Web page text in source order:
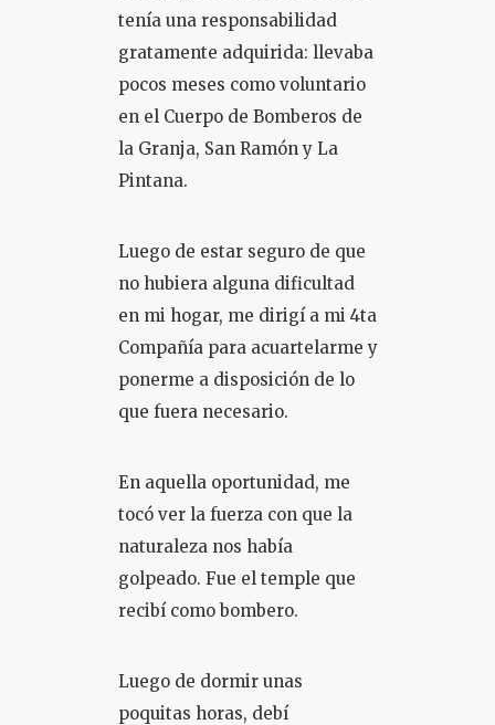
tenía una responsabilidad
gratamente adquirida: llevaba
pocos meses como voluntario
en el Cuerpo de Bomberos de
la Granja, San Ramón y La
Pintana.
Luego de estar seguro de que
no hubiera alguna dificultad
en mi hogar, me dirigí a mi 4ta
Compañía para acuartelarme y
ponerme a disposición de lo
que fuera necesario.
En aquella oportunidad, me
tocó ver la fuerza con que la
naturaleza nos había
golpeado. Fue el temple que
recibí como bombero.
Luego de dormir unas
poquitas horas, debí